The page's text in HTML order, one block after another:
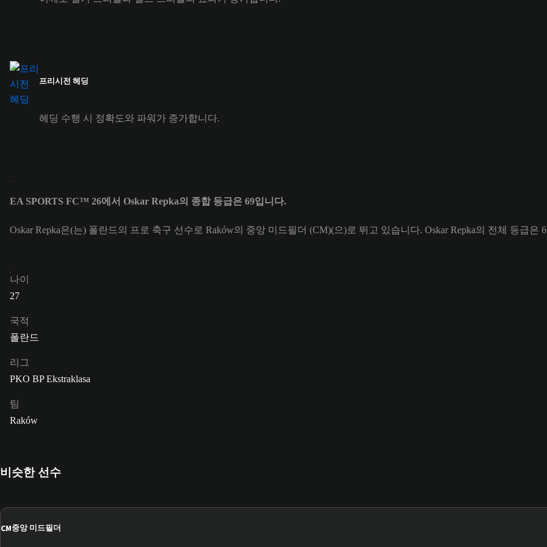
프리시전 헤딩
헤딩 수행 시 정확도와 파워가 증가합니다.
EA SPORTS FC™ 26에서 Oskar Repka의 종합 등급은 69입니다.
Oskar Repka은(는) 폴란드의 프로 축구 선수로 Raków의 중앙 미드필더 (CM)(으)로 뛰고 있습니다. Oskar Repka의 전체 등급은
나이
27
국적
폴란드
리그
PKO BP Ekstraklasa
팀
Raków
비슷한 선수
CM중앙 미드필더